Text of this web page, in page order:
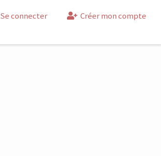
Se connecter Créer mon compte